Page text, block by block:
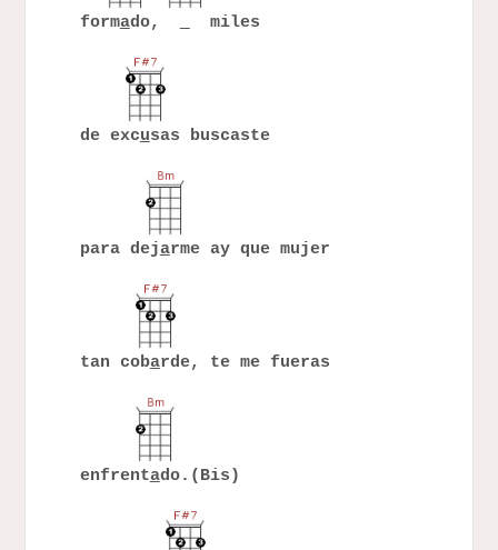
formado, miles
de excusas buscaste
para dejarme ay que mujer
tan cobarde, te me fueras
enfrentado.(Bis)